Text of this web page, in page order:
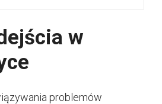
w
problemów